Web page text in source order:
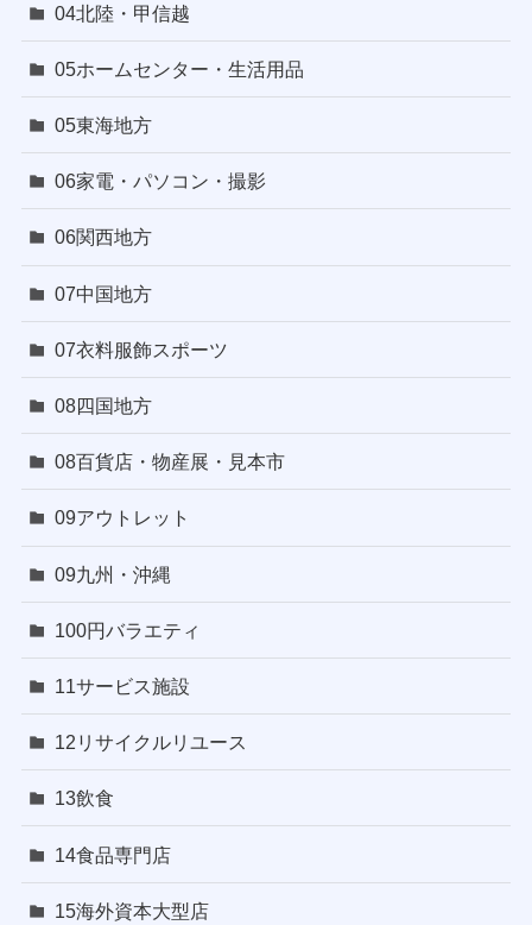
04北陸・甲信越
05ホームセンター・生活用品
05東海地方
06家電・パソコン・撮影
06関西地方
07中国地方
07衣料服飾スポーツ
08四国地方
08百貨店・物産展・見本市
09アウトレット
09九州・沖縄
100円バラエティ
11サービス施設
12リサイクルリユース
13飲食
14食品専門店
15海外資本大型店